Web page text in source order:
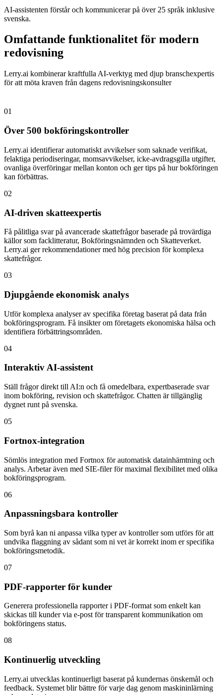
AI-assistenten förstår och kommunicerar på över 25 språk inklusive
svenska.
Omfattande funktionalitet för modern
redovisning
Lerry.ai kombinerar kraftfulla AI-verktyg med djup branschexpertis
för att möta kraven från dagens redovisningskonsulter
01
Över 500 bokföringskontroller
Lerry.ai identifierar automatiskt avvikelser som saknade verifikat,
felaktiga periodiseringar, momsavvikelser, icke-avdragsgilla utgifter,
ovanliga överföringar mellan konton och ger tips på hur bokföringen
kan förbättras.
02
AI-driven skatteexpertis
Få pålitliga svar på avancerade skattefrågor baserade på trovärdiga
källor som facklitteratur, Bokföringsnämnden och Skatteverket.
Lerry.ai ger rekommendationer med hög precision för komplexa
skattefrågor.
03
Djupgående ekonomisk analys
Utför komplexa analyser av specifika företag baserat på data från
bokföringsprogram. Få insikter om företagets ekonomiska hälsa och
identifiera förbättringsområden.
04
Interaktiv AI-assistent
Ställ frågor direkt till AI:n och få omedelbara, expertbaserade svar
inom bokföring, revision och skattefrågor. Chatten är tillgänglig
dygnet runt på svenska.
05
Fortnox-integration
Sömlös integration med Fortnox för automatisk datainhämtning och
analys. Arbetar även med SIE-filer för maximal flexibilitet med olika
bokföringsprogram.
06
Anpassningsbara kontroller
Som byrå kan ni anpassa vilka typer av kontroller som utförs för att
undvika flaggning av sådant som ni vet är korrekt inom er specifika
bokföringsmetodik.
07
PDF-rapporter för kunder
Generera professionella rapporter i PDF-format som enkelt kan
skickas till kunder via e-post för transparent kommunikation om
bokföringens status.
08
Kontinuerlig utveckling
Lerry.ai utvecklas kontinuerligt baserat på kundernas önskemål och
feedback. Systemet blir bättre för varje dag genom maskininlärning